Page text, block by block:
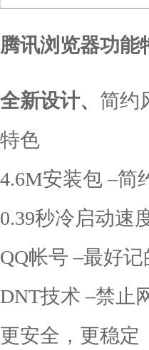
腾讯浏览器功能
全新设计、 简约
特色
4.6M安装包 –简
0.39秒冷启动速
QQ帐号 –最好
DNT技术 –禁止
更安全，更稳定